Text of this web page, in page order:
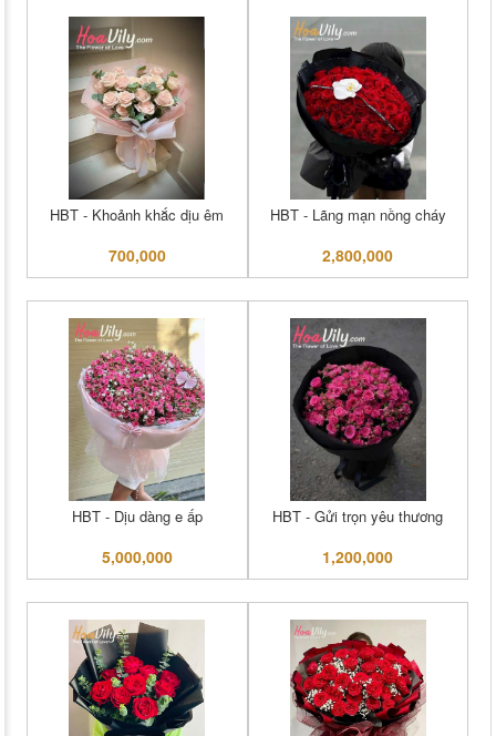
HBT - Khoảnh khắc dịu êm
700,000
HBT - Lãng mạn nồng cháy
2,800,000
HBT - Dịu dàng e ấp
5,000,000
HBT - Gửi trọn yêu thương
1,200,000